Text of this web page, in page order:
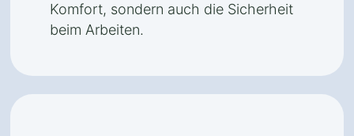
Komfort, sondern auch die Sicherheit
beim Arbeiten.